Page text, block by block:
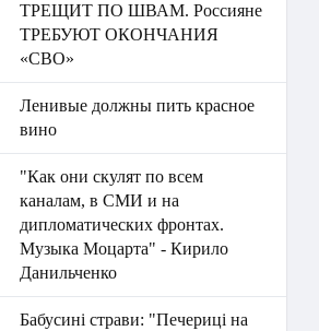
ТРЕЩИТ ПО ШВАМ. Россияне
ТРЕБУЮТ ОКОНЧАНИЯ
«СВО»
Ленивые должны пить красное
вино
"Как они скулят по всем
каналам, в СМИ и на
дипломатических фронтах.
Музыка Моцарта" - Кирило
Данильченко
Бабусині страви: "Печериці на